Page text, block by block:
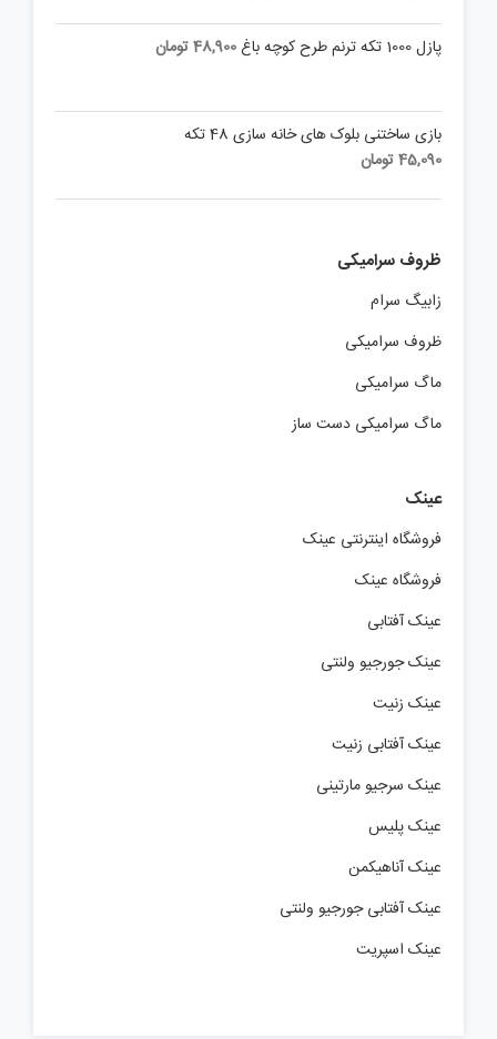
پازل 1000 تکه ترنم طرح کوچه باغ 48,900تومان
بازی ساختنی بلوک های خانه سازی 48 تکه
45,090تومان
ظروف سرامیکی
زابیگ سرام
ظروف سرامیکی
ماگ سرامیکی
ماگ سرامیکی دست ساز
عینک
فروشگاه اینترنتی عینک
فروشگاه عینک
عینک آفتابی
عینک جورجیو ولنتی
عینک زنیت
عینک آفتابی زنیت
عینک سرجیو مارتینی
عینک پلیس
عینک آناهیکمن
عینک آفتابی جورجیو ولنتی
عینک اسپریت